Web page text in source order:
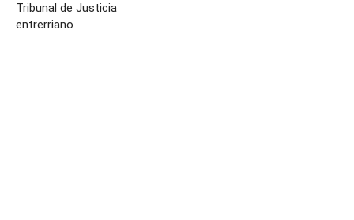
Tribunal de Justicia
entrerriano